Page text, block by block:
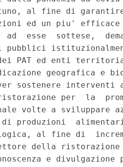
al fine di
ed un piu' efficace
esse  sottese,
pubblici
dei PAT ed enti
geografica e
sostenere interventi
per  la
volte a sviluppare
di produzioni
al fine di
della
e